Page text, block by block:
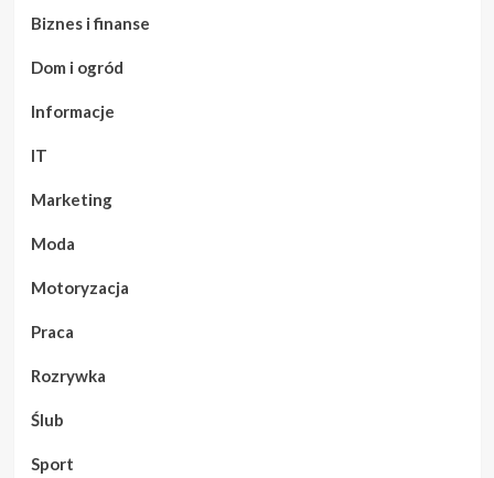
Biznes i finanse
Dom i ogród
Informacje
IT
Marketing
Moda
Motoryzacja
Praca
Rozrywka
Ślub
Sport